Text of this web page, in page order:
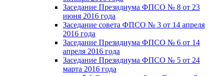
Заседание Президиума ФПСО № 8 от 23
июня 2016 года
Заседание совета ФПСО № 3 от 14 апреля
2016 года
Заседание Президиума ФПСО № 6 от 14
апреля 2016 года
Заседание Президиума ФПСО № 5 от 24
марта 2016 года